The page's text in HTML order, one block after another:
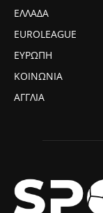
ΕΛΛΑΔΑ
EUROLEAGUE
ΕΥΡΩΠΗ
ΚΟΙΝΩΝΙΑ
ΑΓΓΛΙΑ